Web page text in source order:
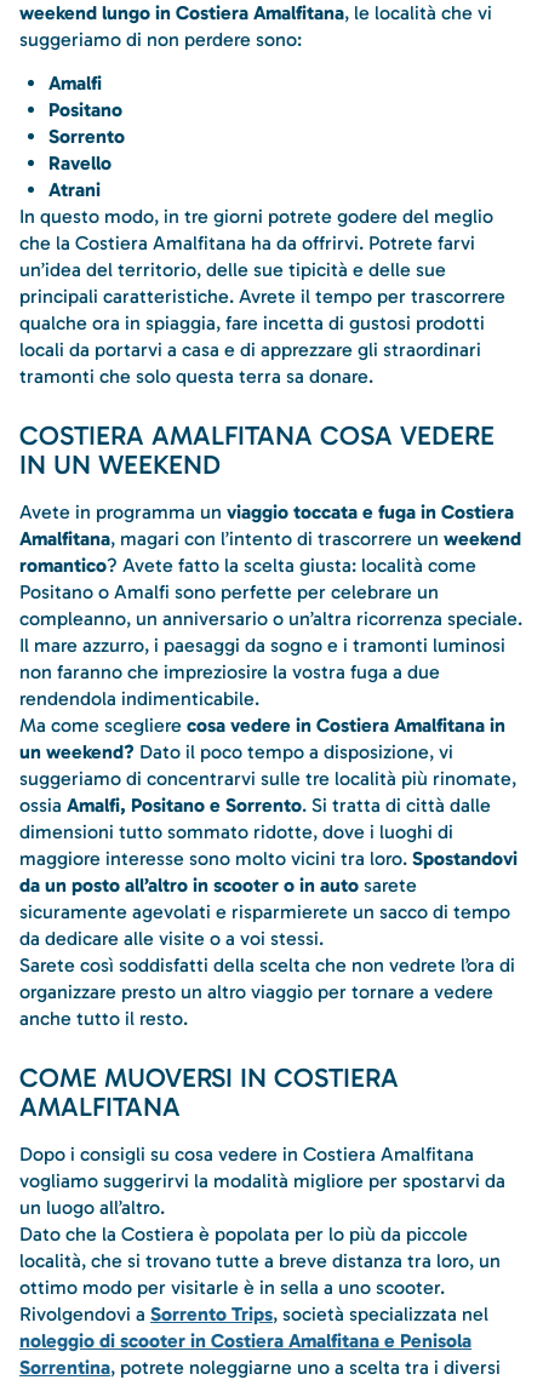
weekend lungo in Costiera Amalfitana, le località che vi
suggeriamo di non perdere sono:
Amalfi
Positano
Sorrento
Ravello
Atrani
In questo modo, in tre giorni potrete godere del meglio
che la Costiera Amalfitana ha da offrirvi. Potrete farvi
un’idea del territorio, delle sue tipicità e delle sue
principali caratteristiche. Avrete il tempo per trascorrere
qualche ora in spiaggia, fare incetta di gustosi prodotti
locali da portarvi a casa e di apprezzare gli straordinari
tramonti che solo questa terra sa donare.
COSTIERA AMALFITANA COSA VEDERE
IN UN WEEKEND
Avete in programma un viaggio toccata e fuga in Costiera
Amalfitana, magari con l’intento di trascorrere un weekend
romantico? Avete fatto la scelta giusta: località come
Positano o Amalfi sono perfette per celebrare un
compleanno, un anniversario o un’altra ricorrenza speciale.
Il mare azzurro, i paesaggi da sogno e i tramonti luminosi
non faranno che impreziosire la vostra fuga a due
rendendola indimenticabile.
Ma come scegliere cosa vedere in Costiera Amalfitana in
un weekend? Dato il poco tempo a disposizione, vi
suggeriamo di concentrarvi sulle tre località più rinomate,
ossia Amalfi, Positano e Sorrento. Si tratta di città dalle
dimensioni tutto sommato ridotte, dove i luoghi di
maggiore interesse sono molto vicini tra loro. Spostandovi
da un posto all’altro in scooter o in auto sarete
sicuramente agevolati e risparmierete un sacco di tempo
da dedicare alle visite o a voi stessi.
Sarete così soddisfatti della scelta che non vedrete l’ora di
organizzare presto un altro viaggio per tornare a vedere
anche tutto il resto.
COME MUOVERSI IN COSTIERA
AMALFITANA
Dopo i consigli su cosa vedere in Costiera Amalfitana
vogliamo suggerirvi la modalità migliore per spostarvi da
un luogo all’altro.
Dato che la Costiera è popolata per lo più da piccole
località, che si trovano tutte a breve distanza tra loro, un
ottimo modo per visitarle è in sella a uno scooter.
Rivolgendovi a Sorrento Trips, società specializzata nel
noleggio di scooter in Costiera Amalfitana e Penisola
Sorrentina, potrete noleggiarne uno a scelta tra i diversi